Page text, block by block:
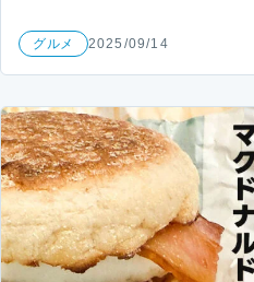
グルメ 2025/09/14